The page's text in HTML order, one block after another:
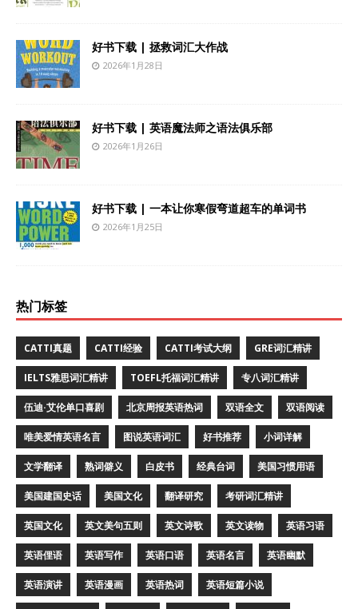
好书下载 | 拯救词汇大作战
2026年1月28日
好书下载 | 英语魔法师之语法俱乐部
2026年1月26日
好书下载 | 一本让你寒假弯道超车的单词书
2026年1月25日
热门标签
CATTI真题 CATTI经验 CATTI考试大纲 GRE词汇精讲
IELTS雅思词汇精讲 TOEFL托福词汇精讲 专八词汇精讲
伍迪·艾伦单口喜剧 北京周报英语热词 双语全文 双语阅读
唯美爱情英语名言 图说英语词汇 好书推荐 小词详解
文学翻译 熟词僻义 白皮书 经典台词 美国习惯用语
美国建国史话 美国文化 翻译研究 考研词汇精讲
英国文化 英文美句五则 英文诗歌 英文读物 英语习语
英语俚语 英语写作 英语口语 英语名言 英语幽默
英语演讲 英语漫画 英语热词 英语短篇小说